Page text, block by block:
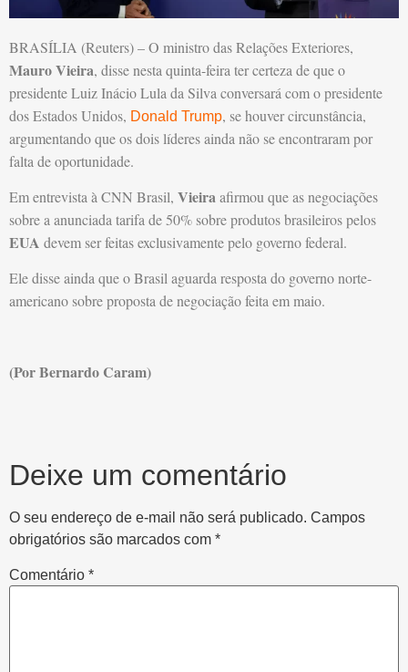
BRASÍLIA (Reuters) – O ministro das Relações Exteriores,
Mauro Vieira, disse nesta quinta-feira ter certeza de que o
presidente Luiz Inácio Lula da Silva conversará com o presidente
dos Estados Unidos, Donald Trump, se houver circunstância,
argumentando que os dois líderes ainda não se encontraram por
falta de oportunidade.
Em entrevista à CNN Brasil, Vieiraafirmou que as negociações
sobre a anunciada tarifa de 50% sobre produtos brasileiros pelos
EUA devem ser feitas exclusivamente pelo governo federal.
Ele disse ainda que o Brasil aguarda resposta do governo norte-
americano sobre proposta de negociação feita em maio.
(Por Bernardo Caram)
Deixe um comentário
O seu endereço de e-mail não será publicado. Campos
obrigatórios são marcados com *
Comentário *